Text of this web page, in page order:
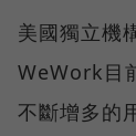
美國獨立機
WeWork目
不斷增多的